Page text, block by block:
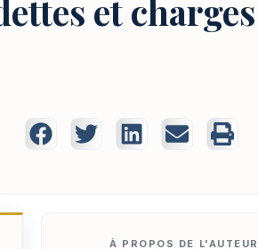
et charges